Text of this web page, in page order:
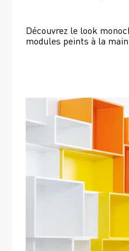
Découvrez le look
modules peints à la